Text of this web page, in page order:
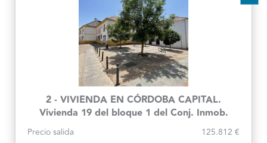
2 - VIVIENDA EN CÓRDOBA CAPITAL.
Vivienda 19 del bloque 1 del Conj. Inmob.
Precio salida 125.812 €